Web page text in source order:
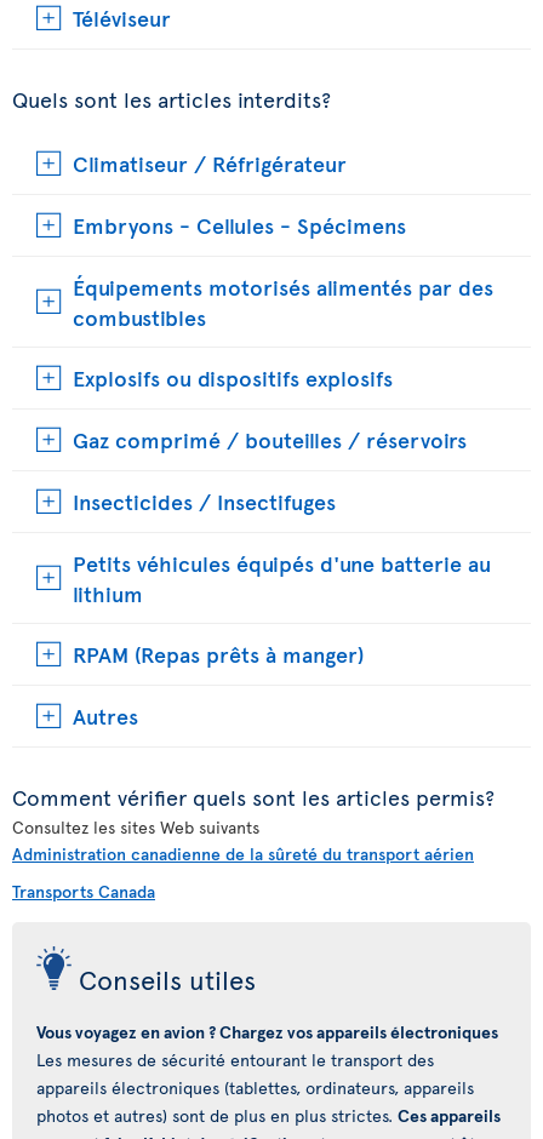
Téléviseur
Quels sont les articles interdits?
Climatiseur / Réfrigérateur
Embryons - Cellules - Spécimens
Équipements motorisés alimentés par des
combustibles
Explosifs ou dispositifs explosifs
Gaz comprimé / bouteilles / réservoirs
Insecticides / Insectifuges
Petits véhicules équipés d'une batterie au
lithium
RPAM (Repas prêts à manger)
Autres
Comment vérifier quels sont les articles permis?
Consultez les sites Web suivants
Administration canadienne de la sûreté du transport aérien
Transports Canada
Conseils utiles
Vous voyagez en avion ? Chargez vos appareils électroniques
Les mesures de sécurité entourant le transport des
appareils électroniques (tablettes, ordinateurs, appareils
photos et autres) sont de plus en plus strictes. Ces appareils